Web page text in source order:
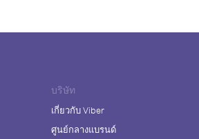
บริษัท
เกี่ยวกับ Viber
ศูนย์กลางแบรนด์